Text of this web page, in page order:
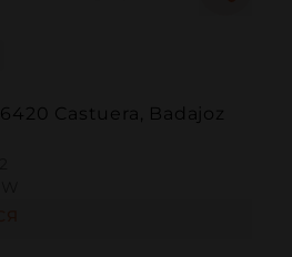
Castuera, Badajoz